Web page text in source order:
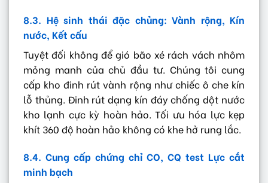
8.3. Hệ sinh thái đặc chủng: Vành rộng, Kín
nước, Kết cấu
Tuyệt đối không để gió bão xé rách vách nhôm
mỏng manh của chủ đầu tư. Chúng tôi cung
cấp kho đinh rút vành rộng như chiếc ô che kín
lỗ thủng. Đinh rút dạng kín đáy chống dột nước
kho lạnh cực kỳ hoàn hảo. Tối ưu hóa lực kẹp
khít 360 độ hoàn hảo không có khe hở rung lắc.
8.4. Cung cấp chứng chỉ CO, CQ test Lực cắt
minh bạch